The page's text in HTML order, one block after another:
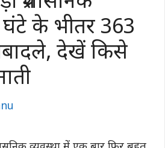
के भीतर 363
देखें किसे